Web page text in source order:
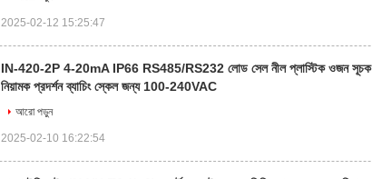
2025-02-12 15:25:47
IN-420-2P 4-20mA IP66 RS485/RS232 লোড সেল নীল প্লাস্টিক ওজন সূচক
নিয়ামক প্রদর্শন ব্যাচিং স্কেল জন্য 100-240VAC
আরো পড়ুন
2025-02-10 16:22:54